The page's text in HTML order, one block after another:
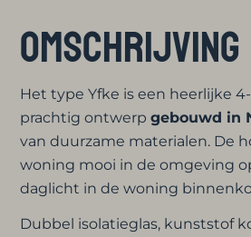
Omschrijving
Het type Yfke is een heerlijke
prachtig ontwerp gebouwd in
van duurzame materialen. De
woning mooi in de omgeving
daglicht in de woning
Dubbel isolatieglas, kunststof